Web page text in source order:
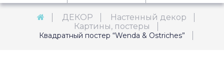
ДЕКОР
Настенный декор
Картины, постеры
Квадратный постер “Wenda & Ostriches”